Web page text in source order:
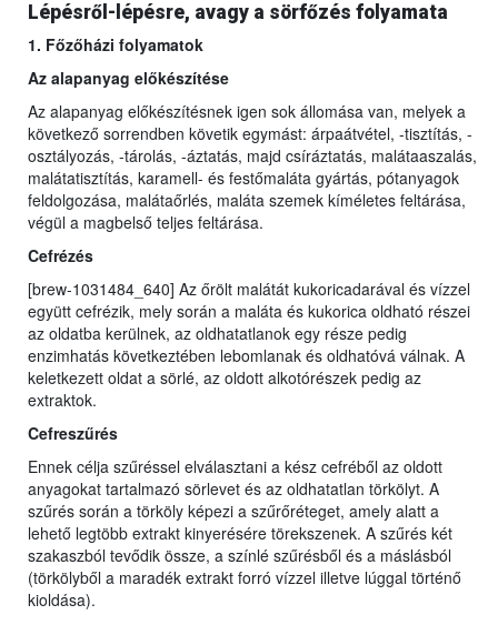
Lépésről-lépésre, avagy a sörfőzés folyamata
1. Főzőházi folyamatok
Az alapanyag előkészítése
Az alapanyag előkészítésnek igen sok állomása van, melyek a
következő sorrendben követik egymást: árpaátvétel, -tisztítás, -
osztályozás, -tárolás, -áztatás, majd csíráztatás, malátaaszalás,
malátatisztítás, karamell- és festőmaláta gyártás, pótanyagok
feldolgozása, malátaőrlés, maláta szemek kíméletes feltárása,
végül a magbelső teljes feltárása.
Cefrézés
[brew-1031484_640] Az őrölt malátát kukoricadarával és vízzel
együtt cefrézik, mely során a maláta és kukorica oldható részei
az oldatba kerülnek, az oldhatatlanok egy része pedig
enzimhatás következtében lebomlanak és oldhatóvá válnak. A
keletkezett oldat a sörlé, az oldott alkotórészek pedig az
extraktok.
Cefreszűrés
Ennek célja szűréssel elválasztani a kész cefréből az oldott
anyagokat tartalmazó sörlevet és az oldhatatlan törkölyt. A
szűrés során a törköly képezi a szűrőréteget, amely alatt a
lehető legtöbb extrakt kinyerésére törekszenek. A szűrés két
szakaszból tevődik össze, a színlé szűrésből és a máslásból
(törkölyből a maradék extrakt forró vízzel illetve lúggal történő
kioldása).